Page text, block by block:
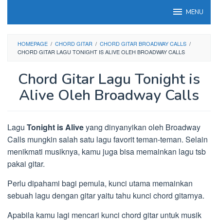
MENU
HOMEPAGE / CHORD GITAR / CHORD GITAR BROADWAY CALLS /
CHORD GITAR LAGU TONIGHT IS ALIVE OLEH BROADWAY CALLS
Chord Gitar Lagu Tonight is
Alive Oleh Broadway Calls
Lagu Tonight is Aliveyang dinyanyikan oleh Broadway
Calls mungkin salah satu lagu favorit teman-teman. Selain
menikmati musiknya, kamu juga bisa memainkan lagu tsb
pakai gitar.
Perlu dipahami bagi pemula, kunci utama memainkan
sebuah lagu dengan gitar yaitu tahu kunci chord gitarnya.
Apabila kamu lagi mencari kunci chord gitar untuk musik